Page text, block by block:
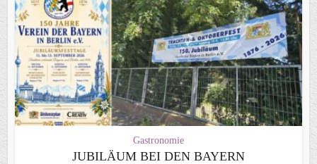
Gastronomie
JUBILÄUM BEI DEN BAYERN